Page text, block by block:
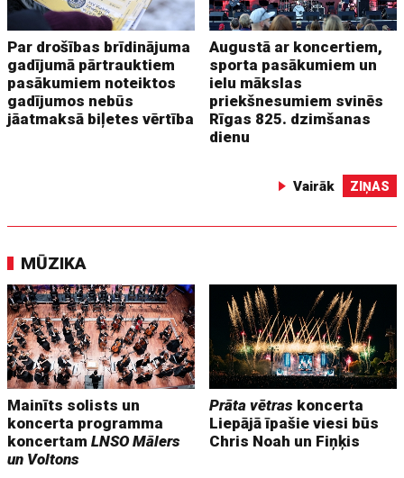
Par drošības brīdinājuma
gadījumā pārtrauktiem
pasākumiem noteiktos
gadījumos nebūs
jāatmaksā biļetes vērtība
Augustā ar koncertiem,
sporta pasākumiem un
ielu mākslas
priekšnesumiem svinēs
Rīgas 825. dzimšanas
dienu
Vairāk ZIŅAS
MŪZIKA
Mainīts solists un
koncerta programma
koncertamLNSO Mālers
un Voltons
Prāta vētras koncerta
Liepājā īpašie viesi būs
Chris Noah un Fiņķis